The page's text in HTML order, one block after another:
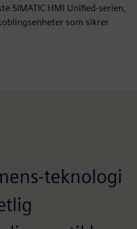
SIMATIC HMI Unified-serien,
som sikrer
teknologi